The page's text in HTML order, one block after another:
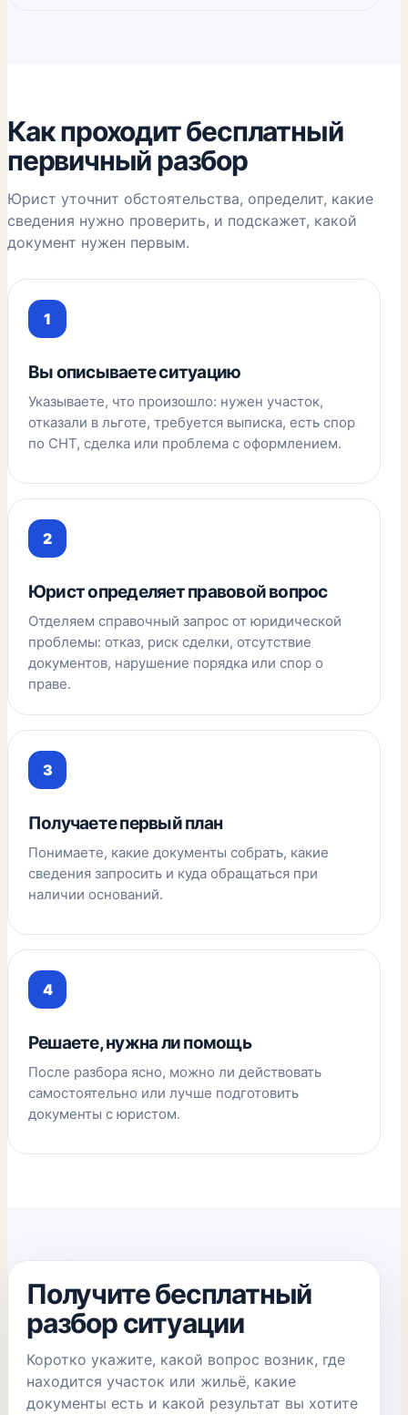
Как проходит бесплатный
первичный разбор
Юрист уточнит обстоятельства, определит, какие
сведения нужно проверить, и подскажет, какой
документ нужен первым.
Вы описываете ситуацию
Указываете, что произошло: нужен участок,
отказали в льготе, требуется выписка, есть спор
по СНТ, сделка или проблема с оформлением.
Юрист определяет правовой вопрос
Отделяем справочный запрос от юридической
проблемы: отказ, риск сделки, отсутствие
документов, нарушение порядка или спор о
праве.
Получаете первый план
Понимаете, какие документы собрать, какие
сведения запросить и куда обращаться при
наличии оснований.
Решаете, нужна ли помощь
После разбора ясно, можно ли действовать
самостоятельно или лучше подготовить
документы с юристом.
Получите бесплатный
разбор ситуации
Коротко укажите, какой вопрос возник, где
находится участок или жильё, какие
документы есть и какой результат вы хотите